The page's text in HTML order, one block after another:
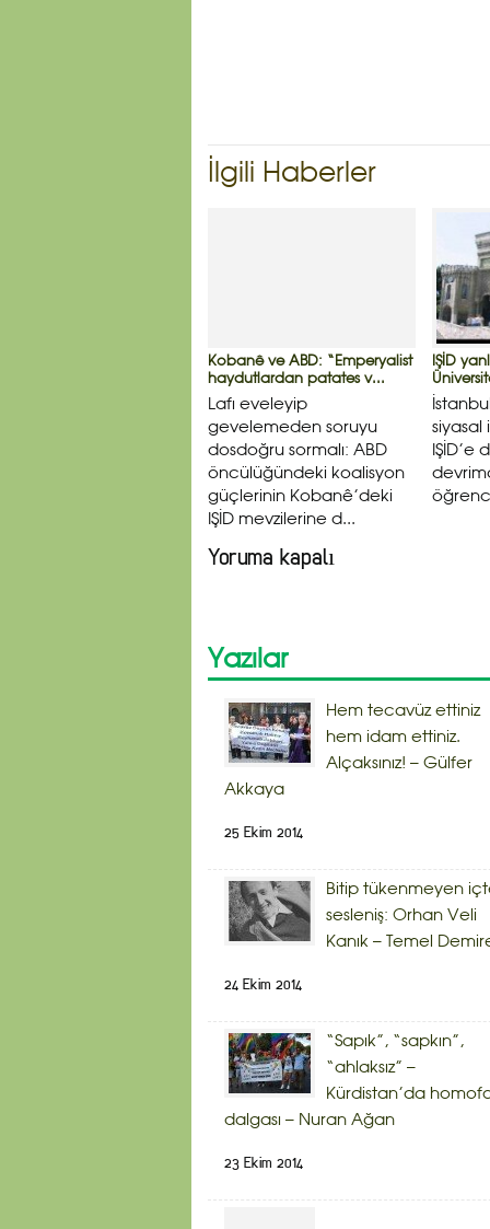
İlgili Haberler
Kobanê ve ABD: “Emperyalist
haydutlardan patates v...
Lafı eveleyip
gevelemeden soruyu
dosdoğru sormalı: ABD
öncülüğündeki koalisyon
güçlerinin Kobanê’deki
IŞİD mevzilerine d...
IŞİD
siyasal
IŞİD’e
Yoruma kapalı
Yazılar
Hem tecavüz ettiniz
hem idam ettiniz.
Alçaksınız! – Gülfer
Akkaya
25 Ekim 2014
Bitip tükenmeyen
sesleniş: Orhan Veli
Kanık – Temel
24 Ekim 2014
“Sapık”, “sapkın”,
“ahlaksız” –
Kürdistan’da
dalgası – Nuran Ağan
23 Ekim 2014